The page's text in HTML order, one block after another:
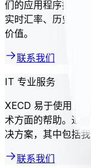
们的应用程序接口
实时汇率、历史数
价值。
联系我们
IT 专业服务
XECD 易于使用，
术方面的帮助。通
决方案，其中包括
联系我们